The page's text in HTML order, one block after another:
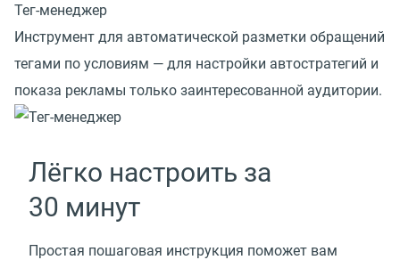
Тег-менеджер
Инструмент для автоматической разметки обращений
тегами по условиям — для настройки автостратегий и
показа рекламы только заинтересованной аудитории.
Лёгко настроить за
30 минут
Простая пошаговая инструкция поможет вам